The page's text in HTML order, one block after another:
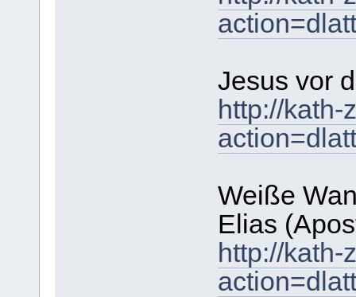
Jesus vor
http://kath-
Weiße
Elias
http://kath-